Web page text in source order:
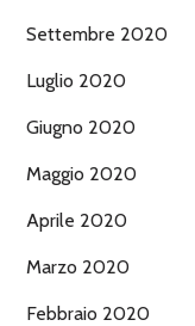
Settembre 2020
Luglio 2020
Giugno 2020
Maggio 2020
Aprile 2020
Marzo 2020
Febbraio 2020